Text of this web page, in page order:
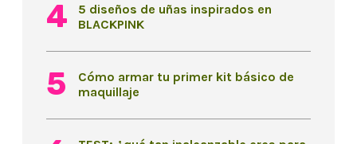
5 diseños de uñas inspirados en
BLACKPINK
Cómo armar tu primer kit básico de
maquillaje